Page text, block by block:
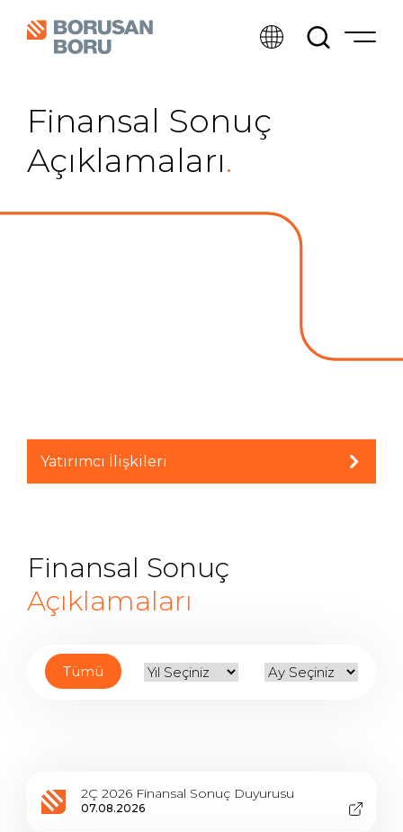
Finansal Sonuç
Açıklamaları.
Yatırımcı İlişkileri
Finansal Sonuç
Açıklamaları
Tümü
2Ç 2026 Finansal Sonuç Duyurusu
07.08.2026